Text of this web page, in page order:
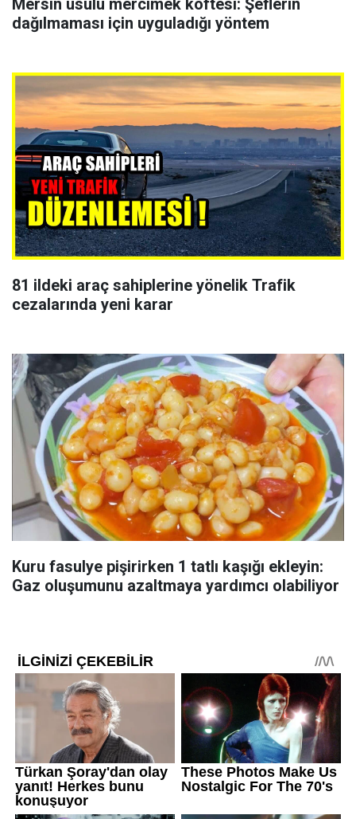
dağılmaması için uyguladığı yöntem
81 ildeki araç sahiplerine yönelik Trafik
cezalarında yeni karar
Kuru fasulye pişirirken 1 tatlı kaşığı ekleyin:
Gaz oluşumunu azaltmaya yardımcı olabiliyor